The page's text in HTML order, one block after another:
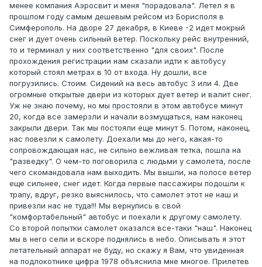
менее компания Аэросвит и меня "порадовала". Летел я в
прошлом году самым дешевым рейсом из Борисполя в
Симферополь. На дворе 27 декабря, в Киеве -2 идет мокрый
снег и дует очень сильный ветер. Поскольку рейс внутренний,
то и терминал у них соответственно "для своих". После
прохождения регистрации нам сказали идти к автобусу
который стоял метрах в 10 от входа. Ну дошли, все
погрузились. Стоим. Сидений на весь автобус 3 или 4. Две
огромные открытые двери из которых дует ветер и валит снег.
Уж не знаю почему, но мы простояли в этом автобусе минут
20, когда все замерзли и начали возмущаться, нам наконец
закрыли двери. Так мы постояли еще минут 5. Потом, наконец,
нас повезли к самолету. Доехали мы до него, какая-то
сопровождающая нас, не сильно вежливая тетка, пошла на
"разведку". О чем-то поговорила с людьми у самолета, после
чего скомандовала нам выходить. Мы вышли, на полосе ветер
еще сильнее, снег идет. Когда первые пассажиры подошли к
трапу, вдруг, резко выяснилось, что самолет этот не наш и
привезли нас не туда!!! Мы вернулись в свой
"комфортабельный" автобус и поехали к другому самолету.
Со второй попытки самолет оказался все-таки "наш". Наконец
мы в него сели и вскоре поднялись в небо. Описывать я этот
летательный аппарат не буду, но скажу я Вам, что увиденная
на подлокотнике цифра 1978 объяснила мне многое. Прилетев